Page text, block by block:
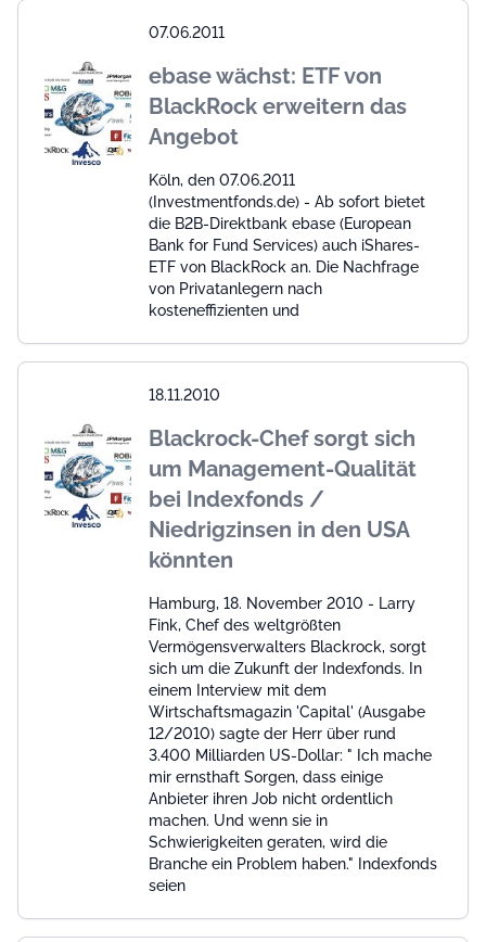
07.06.2011
ebase wächst: ETF von
BlackRock erweitern das
Angebot
Köln, den 07.06.2011
(Investmentfonds.de) - Ab sofort bietet
die B2B-Direktbank ebase (European
Bank for Fund Services) auch iShares-
ETF von BlackRock an. Die Nachfrage
von Privatanlegern nach
kosteneffizienten und
18.11.2010
Blackrock-Chef sorgt sich
um Management-Qualität
bei Indexfonds /
Niedrigzinsen in den USA
könnten
Hamburg, 18. November 2010 - Larry
Fink, Chef des weltgrößten
Vermögensverwalters Blackrock, sorgt
sich um die Zukunft der Indexfonds. In
einem Interview mit dem
Wirtschaftsmagazin 'Capital' (Ausgabe
12/2010) sagte der Herr über rund
3.400 Milliarden US-Dollar: " Ich mache
mir ernsthaft Sorgen, dass einige
Anbieter ihren Job nicht ordentlich
machen. Und wenn sie in
Schwierigkeiten geraten, wird die
Branche ein Problem haben." Indexfonds
seien